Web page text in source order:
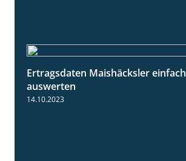
Ertragsdaten Maishäcksler einfach
auswerten
14.10.2023